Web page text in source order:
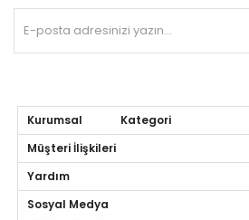
Kurumsal Kategori
Müşteri İlişkileri
Yardım
Sosyal Medya